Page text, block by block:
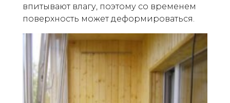
впитывают влагу, поэтому со временем
поверхность может деформироваться.